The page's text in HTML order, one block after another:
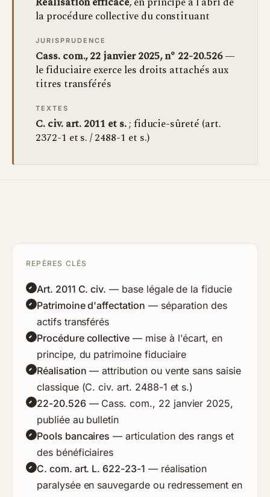
la procédure collective du constituant
JURISPRUDENCE
Cass. com., 22 janvier 2025, n° 22-20.526—
le fiduciaire exerce les droits attachés aux
titres transférés
TEXTES
C. civ. art. 2011 et s.; fiducie-sûreté (art.
2372-1 et s. / 2488-1 et s.)
REPÈRES CLÉS
Art. 2011 C. civ. — base légale de la fiducie
Patrimoine d'affectation — séparation des
actifs transférés
Procédure collective — mise à l'écart, en
principe, du patrimoine fiduciaire
Réalisation — attribution ou vente sans saisie
classique (C. civ. art. 2488-1 et s.)
22-20.526— Cass. com., 22 janvier 2025,
publiée au bulletin
Pools bancaires — articulation des rangs et
des bénéficiaires
C. com. art. L. 622-23-1 — réalisation
paralysée en sauvegarde ou redressement en